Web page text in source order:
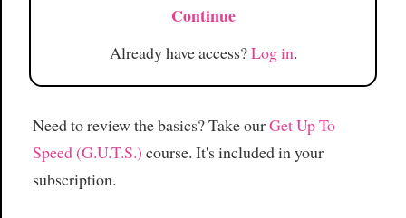
Continue
Already have access?Log in.
Need to review the basics? Take ourGet Up To
Speed (G.U.T.S.) course. It's included in your
subscription.